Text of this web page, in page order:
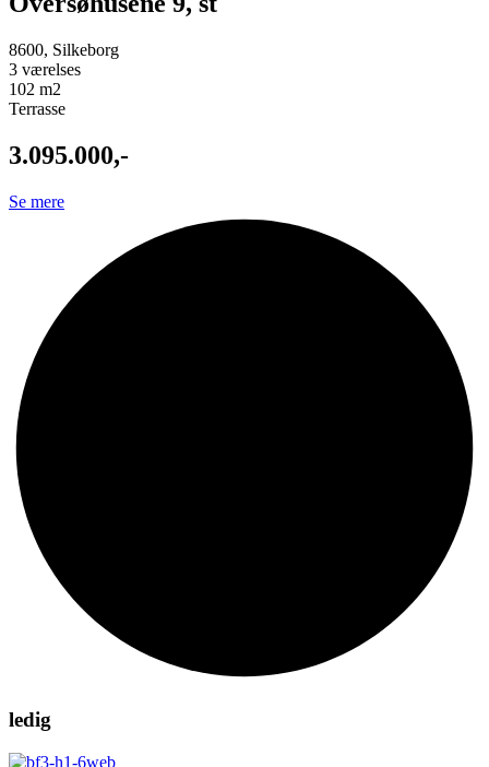
8600, Silkeborg
3 værelses
102 m2
Terrasse
3.095.000,-
Se mere
ledig